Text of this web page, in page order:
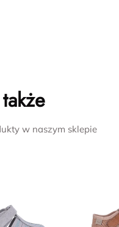
w naszym sklepie